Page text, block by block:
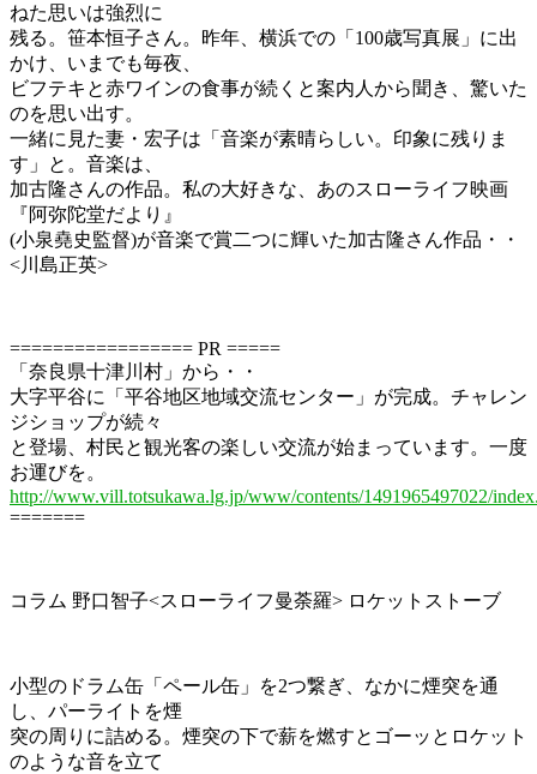
ねた思いは強烈に
残る。笹本恒子さん。昨年、横浜での「100歳写真展」に出
かけ、いまでも毎夜、
ビフテキと赤ワインの食事が続くと案内人から聞き、驚いた
のを思い出す。
一緒に見た妻・宏子は「音楽が素晴らしい。印象に残りま
す」と。音楽は、
加古隆さんの作品。私の大好きな、あのスローライフ映画
『阿弥陀堂だより』
(小泉堯史監督)が音楽で賞二つに輝いた加古隆さん作品・・
<川島正英>
================= PR =====
「奈良県十津川村」から・・
大字平谷に「平谷地区地域交流センター」が完成。チャレン
ジショップが続々
と登場、村民と観光客の楽しい交流が始まっています。一度
お運びを。
http://www.vill.totsukawa.lg.jp/www/contents/1491965497022/
=======
コラム 野口智子<スローライフ曼荼羅> ロケットストーブ
小型のドラム缶「ペール缶」を2つ繋ぎ、なかに煙突を通
し、パーライトを煙
突の周りに詰める。煙突の下で薪を燃すとゴーッとロケット
のような音を立て